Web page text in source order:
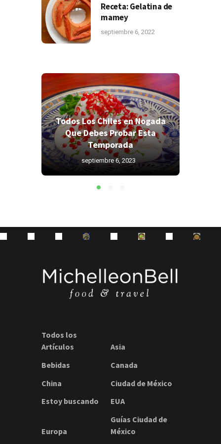
Receta: Gelatina de
mamey
septiembre 6, 2022
Todos Los Chiles en Nogada
Que Debes Probar Esta
Temporada
agosto 26, 2022
Todos los
Artículos
Asia
Bebidas
Canada
China
Ciudad de México
Estoy buscando
EUA
Europa
Guías Ciudad de
México